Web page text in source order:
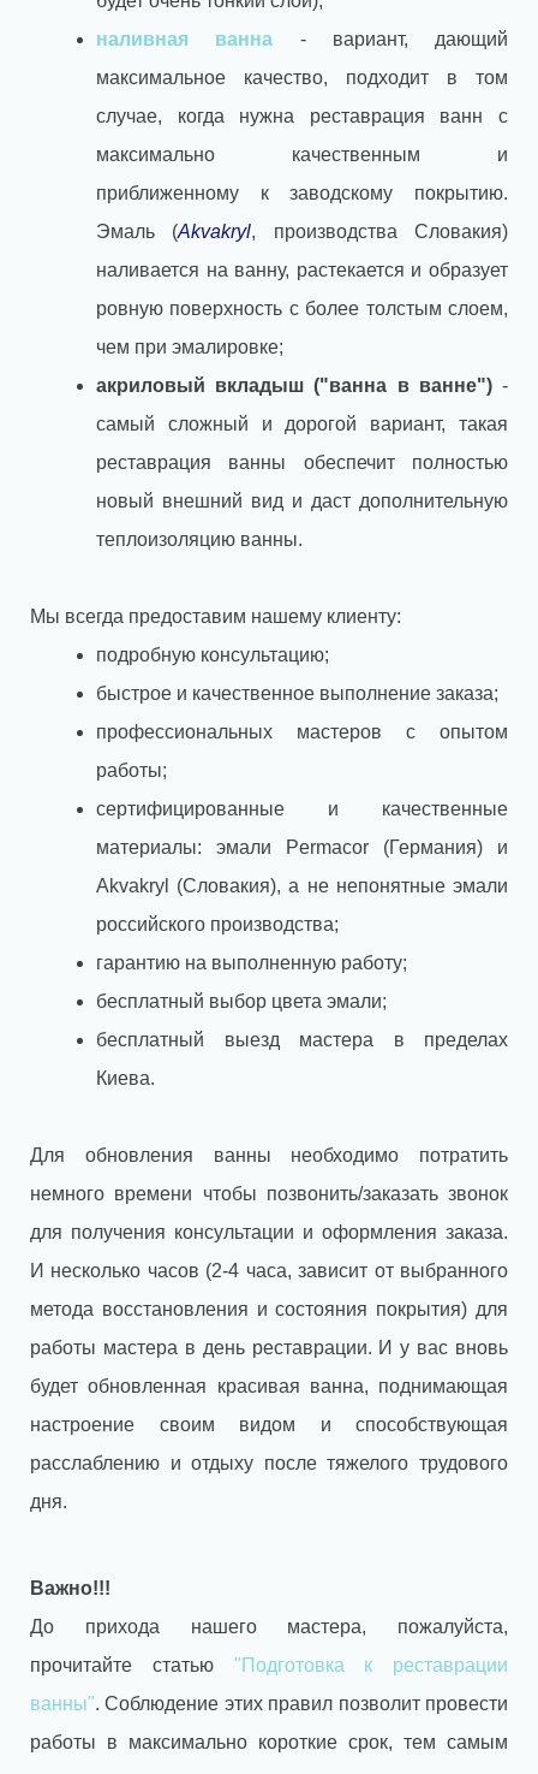
наливная ванна - вариант, дающий
максимальное качество, подходит в том
случае, когда нужна реставрация ванн с
максимально качественным и
приближенному к заводскому покрытию.
Эмаль (Akvakryl, производства Словакия)
наливается на ванну, растекается и образует
ровную поверхность c более толстым слоем,
чем при эмалировке;
акриловый вкладыш ("ванна в ванне")-
самый сложный и дорогой вариант, такая
реставрация ванны обеспечит полностью
новый внешний вид и даст дополнительную
теплоизоляцию ванны.
Мы всегда предоставим нашему клиенту:
подробную консультацию;
быстрое и качественное выполнение заказа;
профессиональных мастеров с опытом
работы;
сертифицированные и качественные
материалы: эмали Permacor (Германия) и
Akvakryl (Словакия), а не непонятные эмали
российского производства;
гарантию на выполненную работу;
бесплатный выбор цвета эмали;
бесплатный выезд мастера в пределах
Киева.
Для обновления ванны необходимо потратить
немного времени чтобы позвонить/заказать звонок
для получения консультации и оформления заказа.
И несколько часов (2-4 часа, зависит от выбранного
метода восстановления и состояния покрытия) для
работы мастера в день реставрации. И у вас вновь
будет обновленная красивая ванна, поднимающая
настроение своим видом и способствующая
расслаблению и отдыху после тяжелого трудового
дня.
Важно!!!
До прихода нашего мастера, пожалуйста,
прочитайте статью "Подготовка к реставрации
ванны". Соблюдение этих правил позволит провести
работы в максимально короткие срок, тем самым